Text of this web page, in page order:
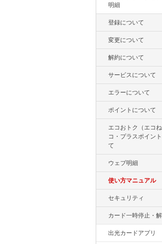
明細
登録について
変更について
解約について
サービスについて
エラーについて
ポイントについて
エコおトク（エコ
コ・プラスポイン
て
ウェブ明細
使い方マニュアル
セキュリティ
カード一時停止・
出光カードアプリ